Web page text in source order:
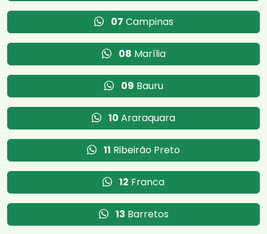
07 Campinas
08 Marília
09 Bauru
10 Araraquara
11 Ribeirão Preto
12 Franca
13 Barretos